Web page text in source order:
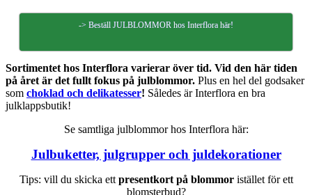
-> Beställ JULBLOMMOR hos Interflora här!
Sortimentet hos Interflora varierar över tid. Vid den här tiden
på året är det fullt fokus på julblommor. Plus en hel del godsaker
som choklad och delikatesser! Således är Interflora en bra
julklappsbutik!
Se samtliga julblommor hos Interflora här:
Julbuketter, julgrupper och juldekorationer
Tips: vill du skicka ett presentkort på blommoristället för ett
blomsterbud?